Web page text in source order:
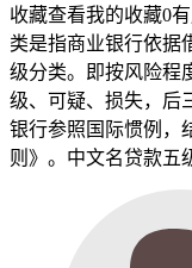
收藏查看我的收藏0
类是指商业银行依据
级分类。即按风险程
级、可疑、损失，后
银行参照国际惯例，
则》。中文名贷款五